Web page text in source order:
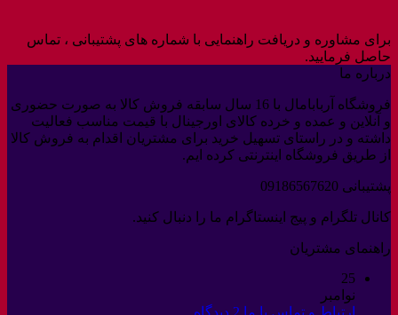
برای مشاوره و دریافت راهنمایی با شماره های پشتیبانی ، تماس
حاصل فرمایید.
درباره ما
فروشگاه آربابامال با 16 سال سابقه فروش کالا به صورت حضوری
و آنلاین و عمده و خرده کالای اورجینال با قیمت مناسب فعالیت
داشته و در راستای تسهیل خرید برای مشتریان اقدام به فروش کالا
از طریق فروشگاه اینترنتی کرده ایم.
پشتیبانی 09186567620
کانال تلگرام و پیج اینستاگرام ما را دنبال کنید.
راهنمای مشتریان
25
نوامبر
ارتباط و تماس با ما 2 دیدگاه